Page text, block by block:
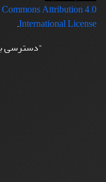
Attribution 4.0
International License
.
"دسترسی